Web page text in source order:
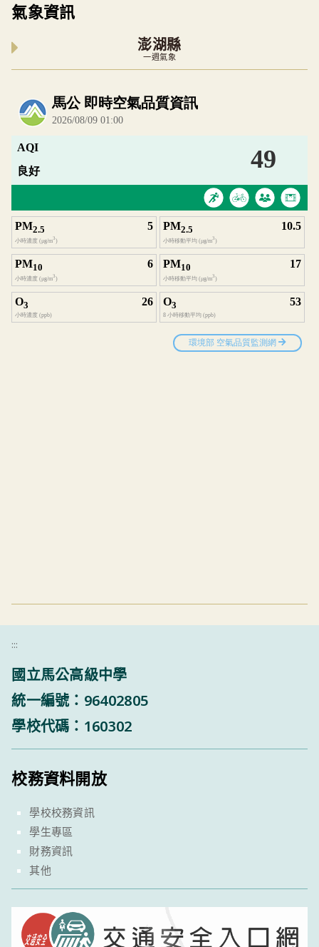
氣象資訊
澎湖縣
一週氣象
內嵌空氣品質小工具為視覺預覽，完整即時空
:::
國立馬公高級中學
統一編號：96402805
學校代碼：160302
校務資料開放
學校校務資訊
學生專區
財務資訊
其他